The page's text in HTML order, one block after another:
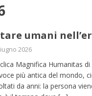
num.16/2026 – Legge di
in denaro, ma anche i
caregiver: la sfida quotidiana
umani
2026
Magnifica Humanitas
più antica del mondo,
da anni: la persona